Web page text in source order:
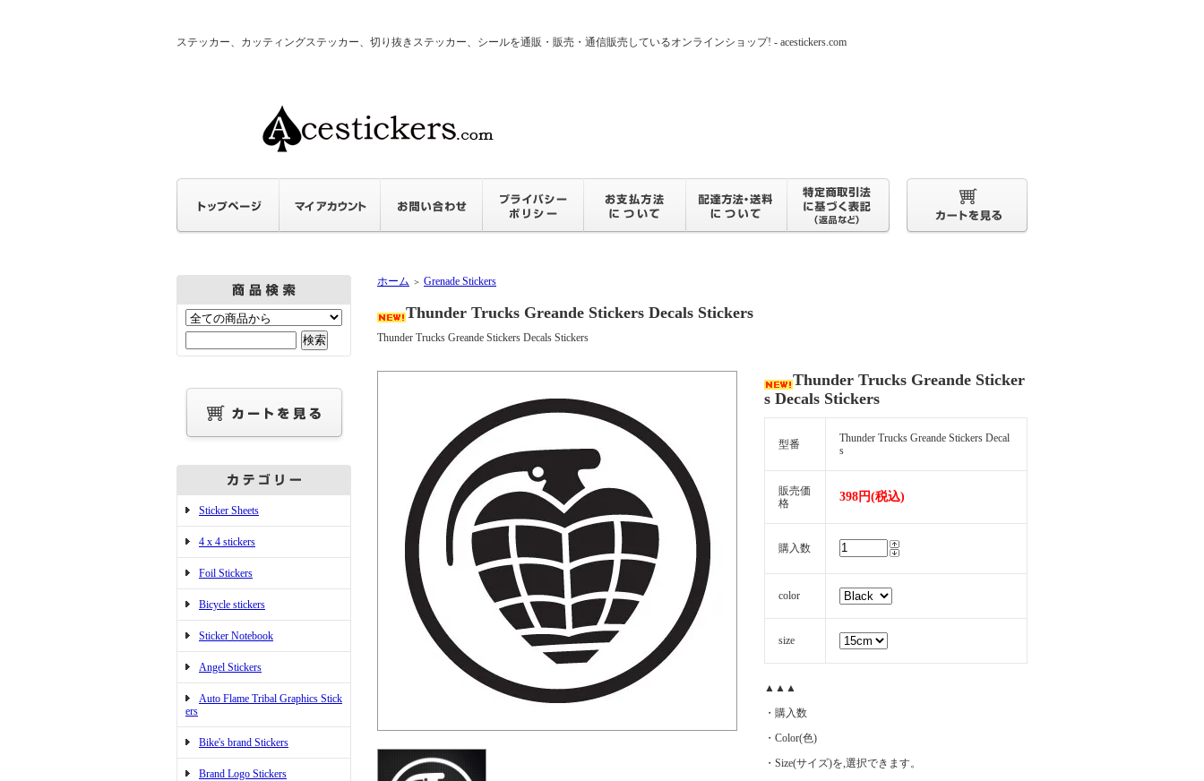
ステッカー、カッティングステッカー、切り抜きステッカー、シールを通販・販売・通信販売しているオンラインショップ! - acestickers.com
Sticker Sheets
4 x 4 stickers
Foil Stickers
Bicycle stickers
Sticker Notebook
Angel Stickers
Auto Flame Tribal Graphics Stick
ers
Bike's brand Stickers
Brand Logo Stickers
ホーム ＞ Grenade Stickers
Thunder Trucks Greande Stickers Decals Stickers
Thunder Trucks Greande Stickers Decals Stickers
Thunder Trucks Greande Sticker
s Decals Stickers
型番
Thunder Trucks Greande Stickers Decal
s
販売価
格
398円(税込)
購入数
color
size
▲▲▲
・購入数
・Color(色)
・Size(サイズ)を,選択できます。